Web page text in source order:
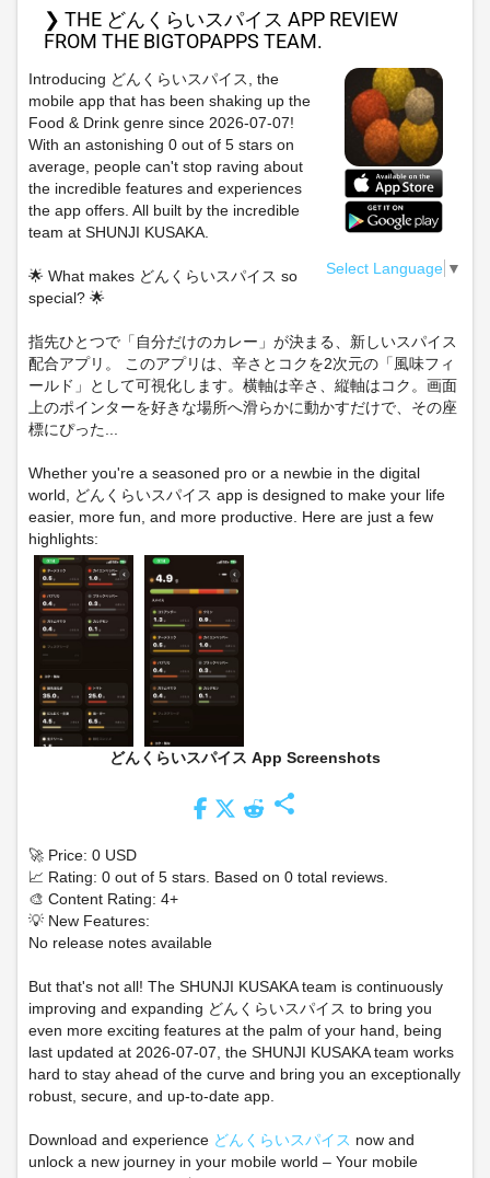
❯ THE どんくらいスパイス APP REVIEW
FROM THE BIGTOPAPPS TEAM.
Select Language ▼
Introducing どんくらいスパイス, the
mobile app that has been shaking up the
Food & Drink genre since 2026-07-07!
With an astonishing 0 out of 5 stars on
average, people can't stop raving about
the incredible features and experiences
the app offers. All built by the incredible
team at SHUNJI KUSAKA.
🌟 What makes どんくらいスパイス so
special? 🌟
指先ひとつで「自分だけのカレー」が決まる、新しいスパイス
配合アプリ。 このアプリは、辛さとコクを2次元の「風味フィ
ールド」として可視化します。横軸は辛さ、縦軸はコク。画面
上のポインターを好きな場所へ滑らかに動かすだけで、その座
標にぴった...
Whether you're a seasoned pro or a newbie in the digital
world, どんくらいスパイス app is designed to make your life
easier, more fun, and more productive. Here are just a few
highlights:
どんくらいスパイス App Screenshots
share
🚀 Price: 0 USD
📈 Rating: 0 out of 5 stars. Based on 0 total reviews.
🎨 Content Rating: 4+
💡 New Features:
No release notes available
But that's not all! The SHUNJI KUSAKA team is continuously
improving and expanding どんくらいスパイス to bring you
even more exciting features at the palm of your hand, being
last updated at 2026-07-07, the SHUNJI KUSAKA team works
hard to stay ahead of the curve and bring you an exceptionally
robust, secure, and up-to-date app.
Download and experience どんくらいスパイス now and
unlock a new journey in your mobile world – Your mobile